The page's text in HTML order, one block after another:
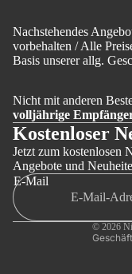
Nachstehendes
vorbehalten / Alle
Basis unserer allg.
Nicht mit anderen
volljährige
Kostenloser
Jetzt zum kostenlosen
Angebote und
E-Mail
© 2026
Impressum
Kontaktinformationen
Versand
AGB
Datenschutzerklärung